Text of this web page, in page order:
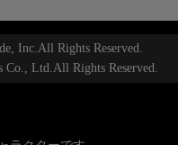
Inc.All Rights Reserved.
Co., Ltd.All Rights Reserved.